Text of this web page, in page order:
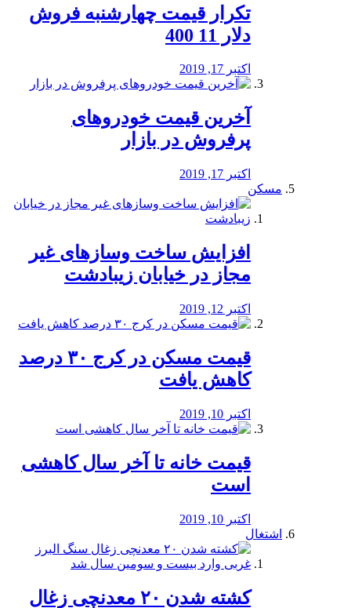
تکرار قیمت چهارشنبه فروش
دلار 11 400
اکتبر 17, 2019
آخرین قیمت خودرو‌های
پرفروش در بازار
اکتبر 17, 2019
مسکن
افزایش ساخت وسازهای غیر
مجاز در خیابان زیبادشت
اکتبر 12, 2019
️قیمت مسکن در کرج ۳۰ درصد
کاهش یافت
اکتبر 10, 2019
قیمت خانه تا آخر سال کاهشی
است
اکتبر 10, 2019
اشتغال
کشته شدن ۲۰ معدنچی زغال